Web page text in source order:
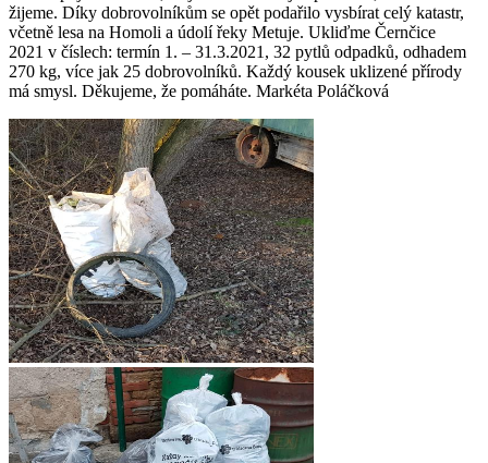
žijeme. Díky dobrovolníkům se opět podařilo vysbírat celý katastr,
včetně lesa na Homoli a údolí řeky Metuje. Ukliďme Černčice
2021 v číslech: termín 1. – 31.3.2021, 32 pytlů odpadků, odhadem
270 kg, více jak 25 dobrovolníků. Každý kousek uklizené přírody
má smysl. Děkujeme, že pomáháte. Markéta Poláčková